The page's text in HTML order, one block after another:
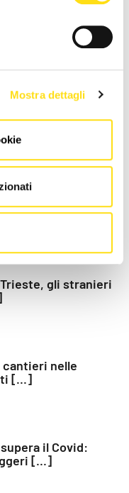
Mostra dettagli
Libertà va
[...]
più sotto
[...]
gli stranieri
nelle
[...]
il Covid:
[...]